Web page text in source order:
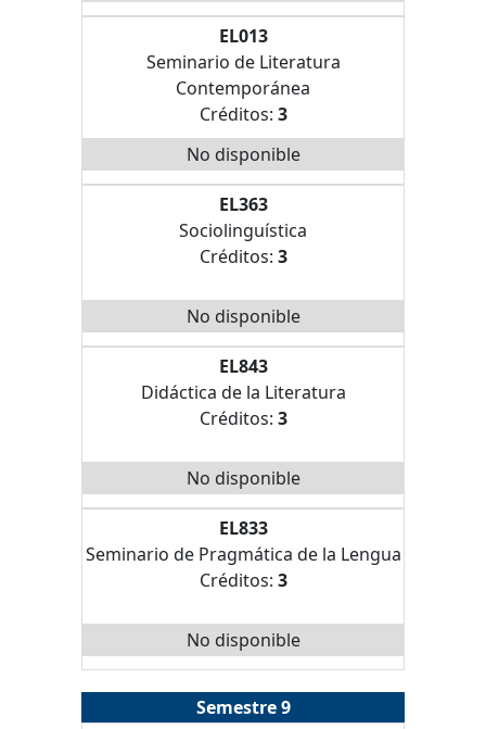
EL013
Seminario de Literatura
Contemporánea
Créditos: 3
No disponible
EL363
Sociolinguística
Créditos: 3
No disponible
EL843
Didáctica de la Literatura
Créditos: 3
No disponible
EL833
Seminario de Pragmática de la Lengua
Créditos: 3
No disponible
Semestre 9